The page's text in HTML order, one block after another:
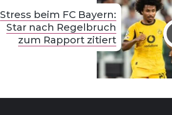
Stress beim FC Bayern:
Star nach Regelbruch
zum Rapport zitiert